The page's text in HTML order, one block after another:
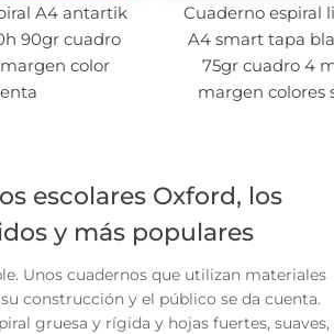
A4 antartik
90gr cuadro
color
Cuaderno espiral
A4 smart tapa
75gr cuadro 4
margen colores
escolares Oxford, los
y más populares
Unos cuadernos que utilizan materiales
construcción y el público se da cuenta.
gruesa y rígida y hojas fuertes, suaves,